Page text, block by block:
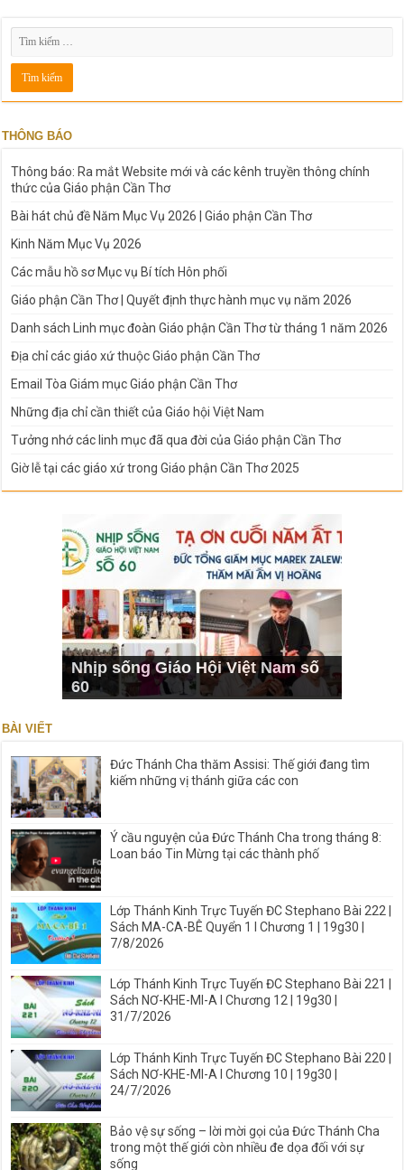
THÔNG BÁO
Thông báo: Ra mắt Website mới và các kênh truyền thông chính
thức của Giáo phận Cần Thơ
Bài hát chủ đề Năm Mục Vụ 2026 | Giáo phận Cần Thơ
Kinh Năm Mục Vụ 2026
Các mẫu hồ sơ Mục vụ Bí tích Hôn phối
Giáo phận Cần Thơ | Quyết định thực hành mục vụ năm 2026
Danh sách Linh mục đoàn Giáo phận Cần Thơ từ tháng 1 năm 2026
Địa chỉ các giáo xứ thuộc Giáo phận Cần Thơ
Email Tòa Giám mục Giáo phận Cần Thơ
Những địa chỉ cần thiết của Giáo hội Việt Nam
Tưởng nhớ các linh mục đã qua đời của Giáo phận Cần Thơ
Giờ lễ tại các giáo xứ trong Giáo phận Cần Thơ 2025
Nhịp sống Giáo Hội Việt Nam số
60
BÀI VIẾT
Đức Thánh Cha thăm Assisi: Thế giới đang tìm
kiếm những vị thánh giữa các con
Ý cầu nguyện của Đức Thánh Cha trong tháng 8:
Loan báo Tin Mừng tại các thành phố
Lớp Thánh Kinh Trực Tuyến ĐC Stephano Bài 222 |
Sách MA-CA-BÊ Quyển 1 I Chương 1 | 19g30 |
7/8/2026
Lớp Thánh Kinh Trực Tuyến ĐC Stephano Bài 221 |
Sách NƠ-KHE-MI-A I Chương 12 | 19g30 |
31/7/2026
Lớp Thánh Kinh Trực Tuyến ĐC Stephano Bài 220 |
Sách NƠ-KHE-MI-A I Chương 10 | 19g30 |
24/7/2026
Bảo vệ sự sống – lời mời gọi của Đức Thánh Cha
trong một thế giới còn nhiều đe dọa đối với sự
sống